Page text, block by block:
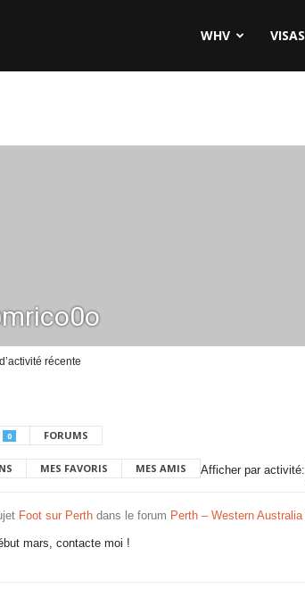
WHV VISAS
récente
0 FORUMS
MES FAVORIS MES AMIS Afficher par activité:
Foot sur Perth dans le forum Perth – Western Australia
mars, contacte moi !